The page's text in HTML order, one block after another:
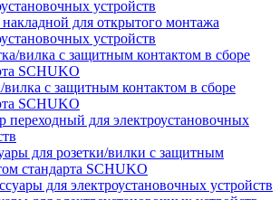
для открытого монтажа
устройств
вилка с защитным контактом в сборе
SCHUKO
переходный для электроустановочных
для розетки/вилки с защитным
стандарта SCHUKO